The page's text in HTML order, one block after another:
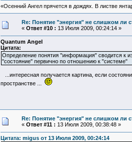
«Осенний Ангел прячется в дождях. В листве
Re: Понятие "энергия" не слишком ли
« Ответ #10 : 13 Июля 2009, 00:24:14 »
Quantum Angel
Цитата:
Определение понятия "информация" сводится к
"состояние" первично по отношению к "системе"
...интересная получается картина, если
пространстве ...
Re: Понятие "энергия" не слишком ли
« Ответ #11 : 13 Июля 2009, 00:38:48 »
Цитата: migus от 13 Июля 2009, 00:24:14